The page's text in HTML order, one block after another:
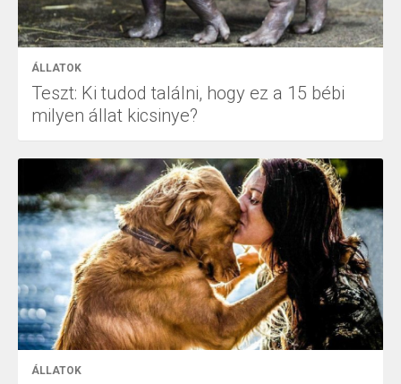
ÁLLATOK
Teszt: Ki tudod találni, hogy ez a 15 bébi
milyen állat kicsinye?
ÁLLATOK